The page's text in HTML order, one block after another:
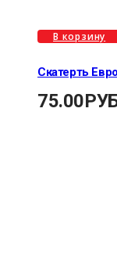
В корзину
Скатерть
75.00